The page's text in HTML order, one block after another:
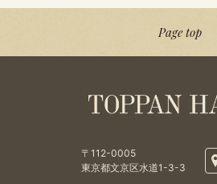
Page top
〒112-0005
東京都文京区水道1-3-3